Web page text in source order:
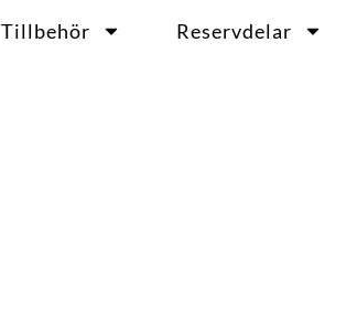
Tillbehör Reservdelar